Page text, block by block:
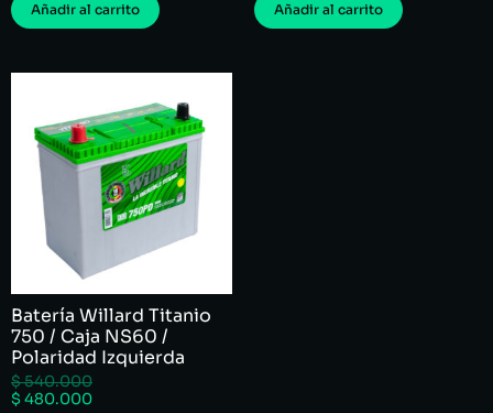
Añadir al carrito Añadir al carrito
Batería Willard Titanio
750 / Caja NS60 /
Polaridad Izquierda
$540.000
$ 480.000